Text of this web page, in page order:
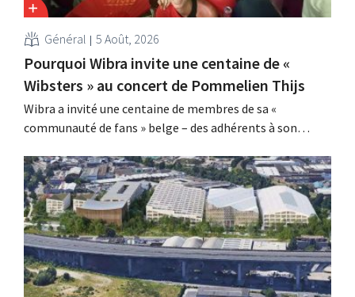
Général 5 Août, 2026
Pourquoi Wibra invite une centaine de «
Wibsters » au concert de Pommelien Thijs
Wibra a invité une centaine de membres de sa «
communauté de fans » belge – des adhérents à son
Thijs dans le cadre des Lokerse Feesten. Avec cette
initiative, la chaîne de magasins discount souhaitait
remercier ses clients les plus...